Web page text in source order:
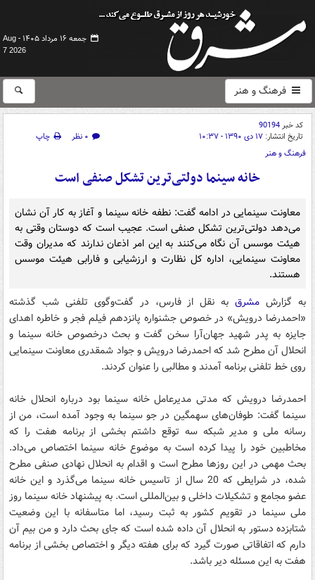
جمعه ۱۶ مرداد ۱۴۰۵ -
Aug
7 2026
فرهنگ و هنر
کد خبر90194
تاریخ انتشار: ۱۷ دی ۱۳۹۰ - ۱۰:۳۷ ۰ نظر
چاپ
فرهنگ و هنر
خانه سینما دولتی‌ترین تشکل صنفی است
معاونت سینمایی در ادامه گفت: نطفه خانه سینما و آغاز به کار آن نشان
می‌دهد دولتی‌ترین تشکل صنفی است. عجیب است که دوستان وقتی به
هیئت موسس آن نگاه می‌کنند به این امر اذعان ندارند که مدیران وقت
معاونت سینمایی، اداره کل نظارت و ارزشیابی و فارابی هیئت موسس
هستند.
به گزارش مشرقبه نقل از فارس، در گفت‌وگوی تلفنی شب گذشته
«احمدرضا درویش» در خصوص جشنواره پانزدهم فیلم فجر و خاطره اهدای
جایزه به پدر شهید جهان‌آرا سخن گفت و ‌بحث در‌خصوص خانه سینما و
انحلال آن مطرح شد که احمدرضا درویش و جواد شمقدری معاونت سینمایی
روی خط تلفنی برنامه آمدند و مطالبی را عنوان کردند.
احمدرضا درویش که مدتی مدیرعامل خانه سینما بود درباره انحلال خانه
سینما گفت: طوفان‌های سهمگین در جو سینما به وجود آمده است، من از
رسانه ملی و مدیر شبکه سه توقع داشتم بخشی از برنامه هفت را که
مخاطبین خود را پیدا کرده است به موضوع خانه سینما اختصاص می‌داد.
بحث مهمی در این روزها مطرح است و اقدام به انحلال نهادی صنفی مطرح
شده، در شرایطی که 20 سال از تاسیس خانه سینما می‌گذرد و این خانه
عضو مجامع و تشکیلات داخلی و بین‌المللی است‌. به پیشنهاد خانه سینما روز
ملی سینما در تقویم کشور به ثبت رسید، اما متاسفانه با این وضعیت
شتابزده دستور به انحلال آن داده شده است که جای بحث دارد و من بیم آن
دارم که اتفاقاتی صورت گیرد که برای هفته دیگر و اختصاص بخشی از برنامه
هفت به این مسئله دیر باشد.